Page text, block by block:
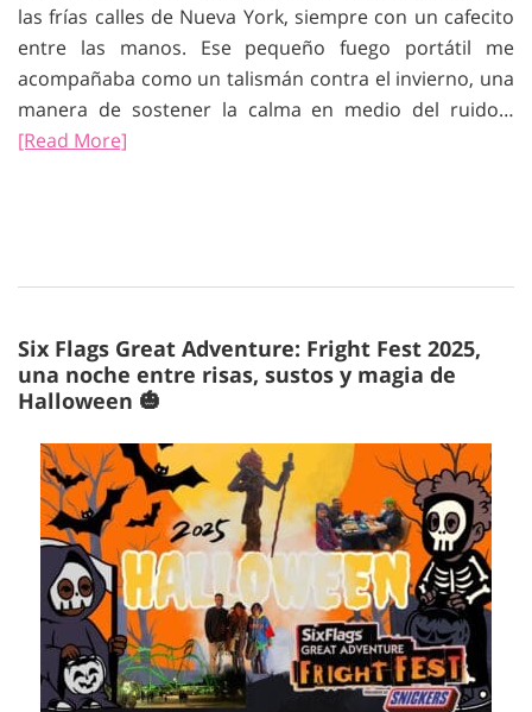
las frías calles de Nueva York, siempre con un cafecito
entre las manos. Ese pequeño fuego portátil me
acompañaba como un talismán contra el invierno, una
manera de sostener la calma en medio del ruido…
[Read More]
Six Flags Great Adventure: Fright Fest 2025,
una noche entre risas, sustos y magia de
Halloween 🎃